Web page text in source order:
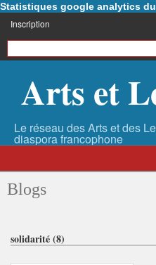
Statistiques google analytics
Inscription
Arts et
Blogs
solidarité (8)